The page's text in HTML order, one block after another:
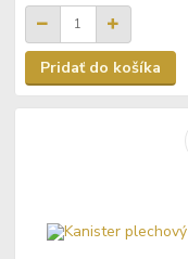
Pridať do košíka